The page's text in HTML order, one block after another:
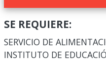
SE REQUIERE:
SERVICIO DE
INSTITUTO DE